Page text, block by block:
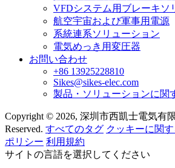
VFDシステム用ブレーキソ
航空宇宙および軍事用電源
系統連系ソリューション
電気めっき用変圧器
お問い合わせ
+86 13925228810
Sikes@sikes-elec.com
製品・ソリューションに関
Copyright © 2026, 深圳市西凱士電気有
Reserved. すべてのタグ クッキーに関
ポリシー 利用規約
サイトの言語を選択してください